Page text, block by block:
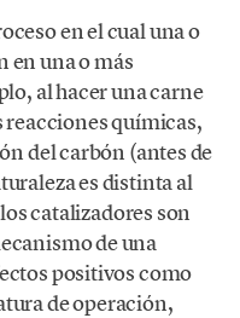
en el cual una o
en una o más
al hacer una carne
reacciones químicas,
del carbón (antes de
es distinta al
catalizadores son
de una
positivos como
de operación,